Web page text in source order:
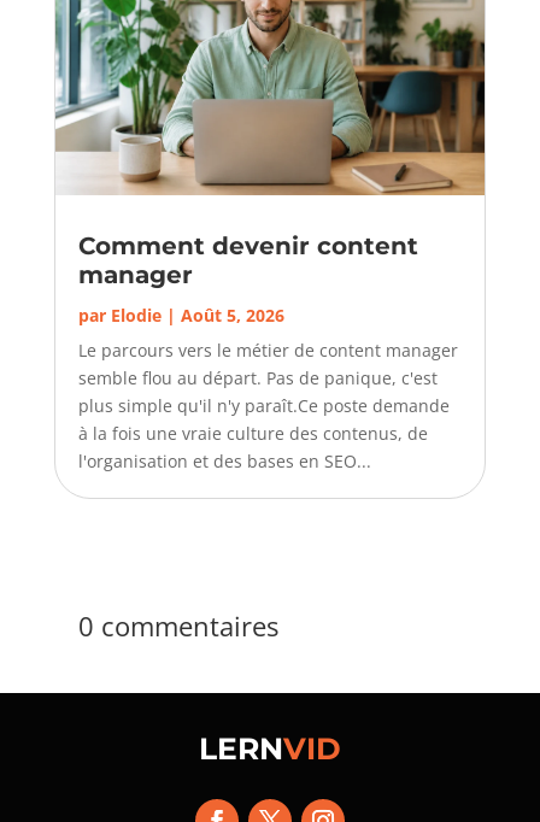
Comment devenir content
manager
par Elodie| Août 5, 2026
Le parcours vers le métier de content manager
semble flou au départ. Pas de panique, c'est
plus simple qu'il n'y paraît.Ce poste demande
à la fois une vraie culture des contenus, de
l'organisation et des bases en SEO...
0 commentaires
LERNVID